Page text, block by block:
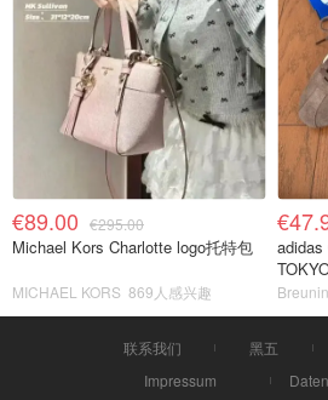
€89.00 €295.00
Michael Kors Charlotte logo托特包
MICHAEL KORS 869人感兴趣
adidas
联系我们 黑五
Impressum